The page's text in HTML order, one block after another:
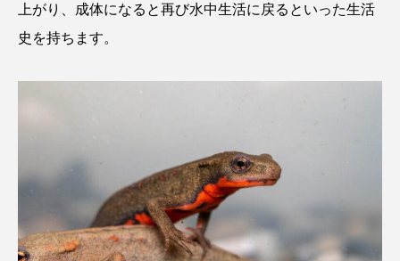
カワバタモロコ
キジハタ キス キチヌ キヌバリ
ギンザメ
クジラ クニマス
クモギンポ クラゲ クルマエビ
上がり、成体になると再び水中生活に戻るといった生活
史を持ちます。